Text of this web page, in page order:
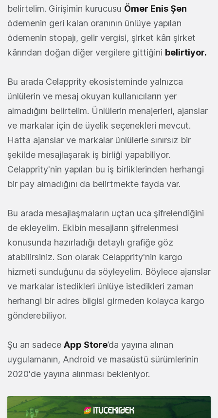
belirtelim. Girişimin kurucusu Ömer Enis Şen
ödemenin geri kalan oranının ünlüye yapılan
ödemenin stopajı, gelir vergisi, şirket kârı şirket
kârından doğan diğer vergilere gittiğini belirtiyor.
Bu arada Celapprity ekosisteminde yalnızca
ünlülerin ve mesaj okuyan kullanıcıların yer
almadığını belirtelim. Ünlülerin menajerleri, ajanslar
ve markalar için de üyelik seçenekleri mevcut.
Hatta ajanslar ve markalar ünlülerle sınırsız bir
şekilde mesajlaşarak iş birliği yapabiliyor.
Celapprity'nin yapılan bu iş birliklerinden herhangi
bir pay almadığını da belirtmekte fayda var.
Bu arada mesajlaşmaların uçtan uca şifrelendiğini
de ekleyelim. Ekibin mesajların şifrelenmesi
konusunda hazırladığı detaylı grafiğe göz
atabilirsiniz. Son olarak Celapprity'nin kargo
hizmeti sunduğunu da söyleyelim. Böylece ajanslar
ve markalar istedikleri ünlüye istedikleri zaman
herhangi bir adres bilgisi girmeden kolayca kargo
gönderebiliyor.
Şu an sadece App Store’da yayına alınan
uygulamanın, Android ve masaüstü sürümlerinin
2020'de yayına alınması bekleniyor.